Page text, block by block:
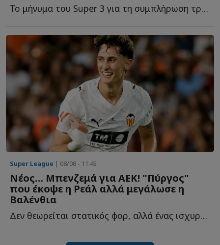
Το μήνυμα του Super 3 για τη συμπλήρωση τριών ετών από τ...
Super League | 08/08 - 11:45
Νέος… Μπενζεμά για ΑΕΚ! "Πύργος"
που έκοψε η Ρεάλ αλλά μεγάλωσε η
Βαλένθια
Δεν θεωρείται στατικός φορ, αλλά ένας ισχυρός στόχος γ...